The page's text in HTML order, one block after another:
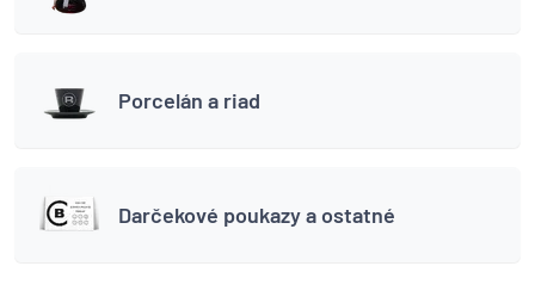
Porcelán a riad
Darčekové poukazy a ostatné